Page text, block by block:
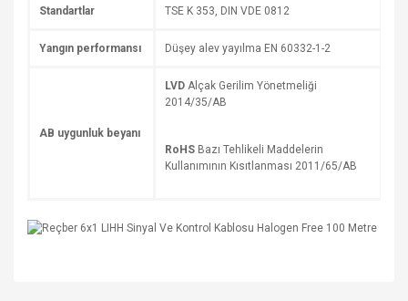
Standartlar TSE K 353, DIN VDE 0812
Yangın performansı Düşey alev yayılma EN 60332-1-2
AB uygunluk beyanı
LVD Alçak Gerilim Yönetmeliği
2014/35/AB
RoHS Bazı Tehlikeli Maddelerin
Kullanımının Kısıtlanması 2011/65/AB